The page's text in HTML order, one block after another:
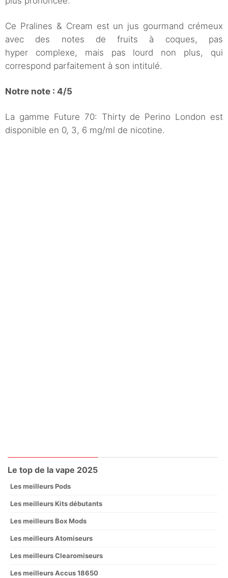
Ce Pralines & Cream est un jus gourmand crémeux
avec des notes de fruits à coques, pas
hyper complexe, mais pas lourd non plus, qui
correspond parfaitement à son intitulé.
Notre note : 4/5
La gamme Future 70: Thirty de Perino London est
disponible en 0, 3, 6 mg/ml de nicotine.
Le top de la vape 2025
Les meilleurs Pods
Les meilleurs Kits débutants
Les meilleurs Box Mods
Les meilleurs Atomiseurs
Les meilleurs Clearomiseurs
Les meilleurs Accus 18650